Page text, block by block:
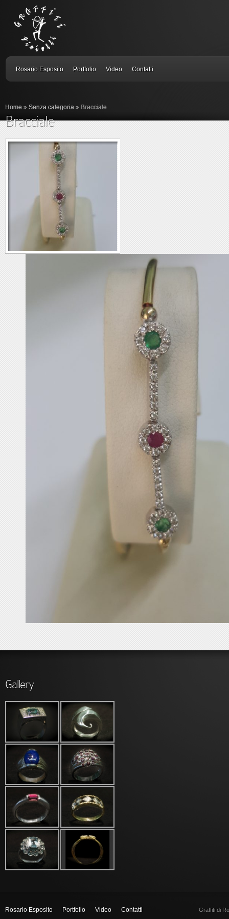
Rosario Esposito Portfolio Video Contatti
Bracciale
Home » Senza categoria » Bracciale
Gallery
Rosario Esposito Portfolio Video Contatti Graffiti di